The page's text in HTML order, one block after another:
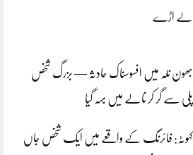
لے اڑے
بھون نلہ میں افسوسناک حادثہ — بزرگ شخص
پلی سے گر کر نالے میں بہہ گیا
کہوٹہ: فائرنگ کے واقعے میں ایک شخص جاں